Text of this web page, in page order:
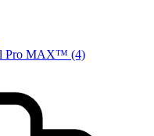
Pro MAX™ (4)